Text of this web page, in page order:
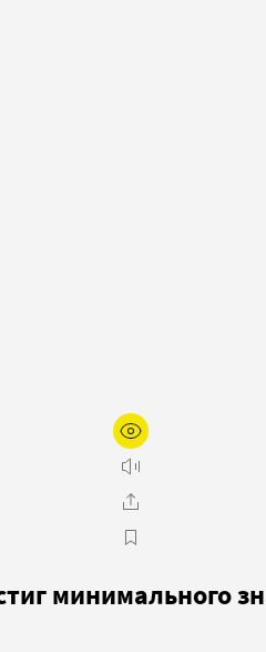
минимального